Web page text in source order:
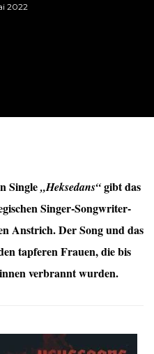
2022
Single„Heksedans“gibt das
Singer-Songwriter-
Anstrich. Der Song und das
tapferen Frauen, die bis
verbrannt wurden.